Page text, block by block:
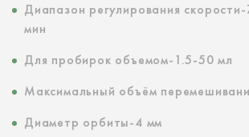
Диапазон регулирования
мин
Для пробирок объемом-1.5-50 мл
Максимальный объём
Диаметр орбиты-4 мм